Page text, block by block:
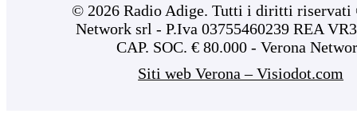
© 2026 Radio Adige. Tutti i diritti riservati
Network srl - P.Iva 03755460239 REA
CAP. SOC. € 80.000 - Verona
Siti web Verona – Visiodot.com